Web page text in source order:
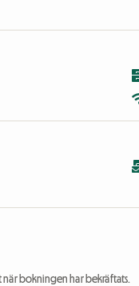
när bokningen har bekräftats.